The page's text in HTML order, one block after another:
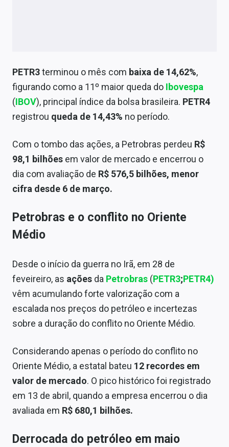
Conteúdo de Marca
Sobre
Contato
PETR3terminou o mês com baixa de 14,62%,
figurando como a 11º maior queda do Ibovespa
(IBOV), principal índice da bolsa brasileira. PETR4
registrou queda de 14,43% no período.
Com o tombo das ações, a Petrobras perdeu R$
98,1 bilhões em valor de mercado e encerrou o
dia com avaliação de R$ 576,5 bilhões, menor
cifra desde 6 de março.
Petrobras e o conflito no Oriente
Médio
Desde o início da guerra no Irã, em 28 de
feveireiro, as ações da Petrobras (PETR3;PETR4)
vêm acumulando forte valorização com a
escalada nos preços do petróleo e incertezas
sobre a duração do conflito no Oriente Médio.
Considerando apenas o período do conflito no
Oriente Médio, a estatal bateu 12 recordes em
valor de mercado. O pico histórico foi registrado
em 13 de abril, quando a empresa encerrou o dia
avaliada em R$ 680,1 bilhões.
Derrocada do petróleo em maio